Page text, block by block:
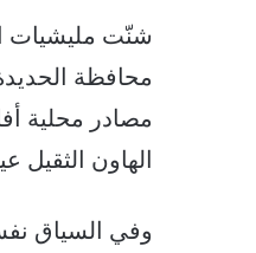
شنّت مليشيات
محافظة
مصادر محلية
الهاون الثقيل عيار 120 بصورة هستيرية، سقطت عدد منها بالقرب من منازل
وفي السياق